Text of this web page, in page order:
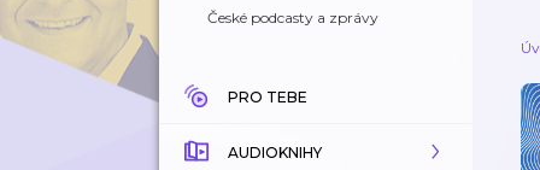
České podcasty a zprávy
PRO TEBE
AUDIOKNIHY